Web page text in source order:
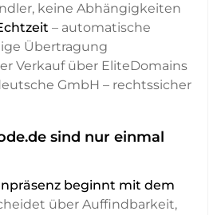
keine Abhängigkeiten
– automatische
Übertragung
Verkauf über EliteDomains
GmbH – rechtssicher
sind nur einmal
beginnt mit dem
über Auffindbarkeit,